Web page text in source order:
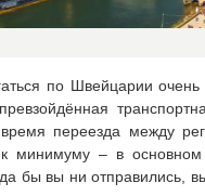
по Швейцарии очень
переезда между
к минимуму – в
бы вы ни отправились,